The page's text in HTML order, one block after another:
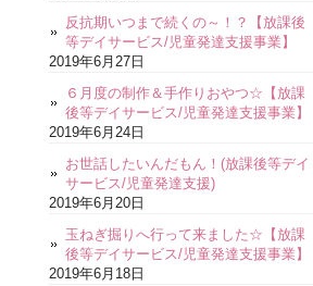
反抗期いつまで続くの～！？【放課後
等デイサービス/児童発達支援事業】
2019年6月27日
６月度の制作＆手作りおやつ☆【放課
後等デイサービス/児童発達支援事業】
2019年6月24日
お世話したいんだもん！(放課後等デイ
サービス/児童発達支援)
2019年6月20日
玉ねぎ掘りへ行って来ました☆【放課
後等デイサービス/児童発達支援事業】
2019年6月18日